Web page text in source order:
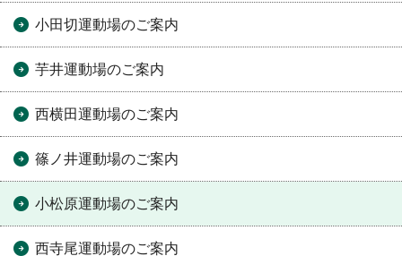
小田切運動場のご案内
芋井運動場のご案内
西横田運動場のご案内
篠ノ井運動場のご案内
小松原運動場のご案内
西寺尾運動場のご案内